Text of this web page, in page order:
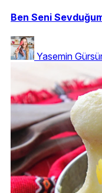
Ben Seni
Yasemin